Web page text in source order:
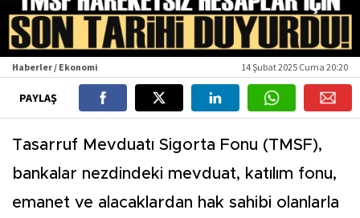
Haberler / Ekonomi 14 Şubat 2025 Cuma 20:20
PAYLAŞ
Tasarruf Mevduatı Sigorta Fonu (TMSF),
bankalar nezdindeki mevduat, katılım fonu,
emanet ve alacaklardan hak sahibi olanlarla